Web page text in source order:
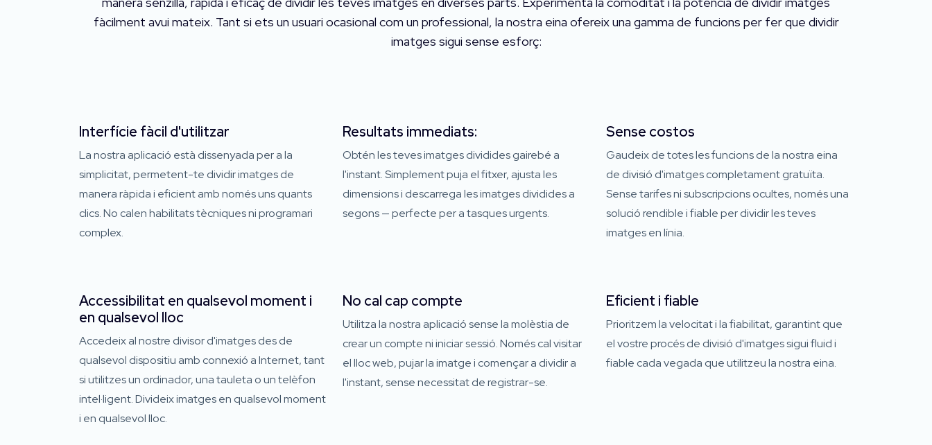
fàcilment avui mateix. Tant si ets un usuari ocasional com un professional, la nostra eina ofereix una gamma de funcions per fer que dividir
imatges sigui sense esforç:
Interfície fàcil d'utilitzar
La nostra aplicació està dissenyada per a la
simplicitat, permetent-te dividir imatges de
manera ràpida i eficient amb només uns quants
clics. No calen habilitats tècniques ni programari
complex.
Resultats immediats:
Obtén les teves imatges dividides gairebé a
l'instant. Simplement puja el fitxer, ajusta les
dimensions i descarrega les imatges dividides a
segons — perfecte per a tasques urgents.
Sense costos
Gaudeix de totes les funcions de la nostra eina
de divisió d'imatges completament gratuïta.
Sense tarifes ni subscripcions ocultes, només una
solució rendible i fiable per dividir les teves
imatges en línia.
Accessibilitat en qualsevol moment i
en qualsevol lloc
Accedeix al nostre divisor d'imatges des de
qualsevol dispositiu amb connexió a Internet, tant
si utilitzes un ordinador, una tauleta o un telèfon
intel·ligent. Divideix imatges en qualsevol moment
i en qualsevol lloc.
No cal cap compte
Utilitza la nostra aplicació sense la molèstia de
crear un compte ni iniciar sessió. Només cal visitar
el lloc web, pujar la imatge i començar a dividir a
l'instant, sense necessitat de registrar-se.
Eficient i fiable
Prioritzem la velocitat i la fiabilitat, garantint que
el vostre procés de divisió d'imatges sigui fluid i
fiable cada vegada que utilitzeu la nostra eina.